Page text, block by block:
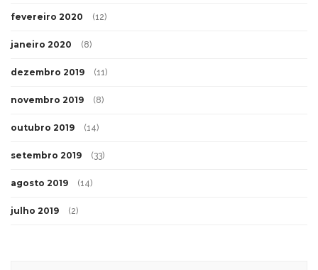
fevereiro 2020 (12)
janeiro 2020 (8)
dezembro 2019 (11)
novembro 2019 (8)
outubro 2019 (14)
setembro 2019 (33)
agosto 2019 (14)
julho 2019 (2)